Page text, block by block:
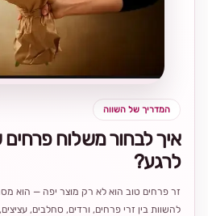
המדריך של השווה
איך לבחור משלוח
לרגע?
זר פרחים טוב הוא לא רק מוצר יפה — הוא
להשוות בין זרי פרחים, ורדים, סחלבים,